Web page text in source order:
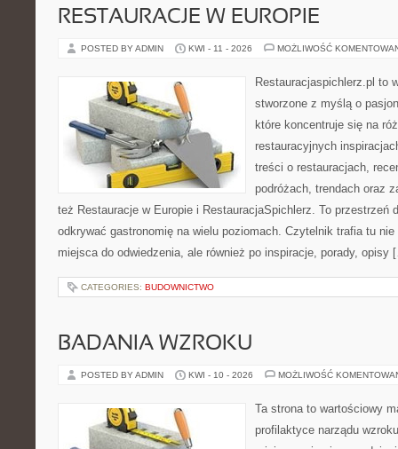
RESTAURACJE W EUROPIE
POSTED BY ADMIN KWI - 11 - 2026 MOŻLIWOŚĆ
Restauracjaspichlerz.pl to
stworzone z myślą o
które koncentruje się na
restauracyjnych
treści o restauracjach,
podróżach, trendach oraz
też Restauracje w Europie i RestauracjaSpichlerz. To przestrzeń
odkrywać gastronomię na wielu poziomach. Czytelnik trafia tu
miejsca do odwiedzenia, ale również po inspiracje, porady, opisy
CATEGORIES: BUDOWNICTWO
BADANIA WZROKU
POSTED BY ADMIN KWI - 10 - 2026 MOŻLIWOŚĆ
Ta strona to wartościowy
profilaktyce narządu